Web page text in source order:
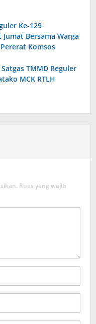
Ke-129
Jumat Bersama Warga
Komsos
TMMD Reguler
MCK RTLH
Ruas yang wajib